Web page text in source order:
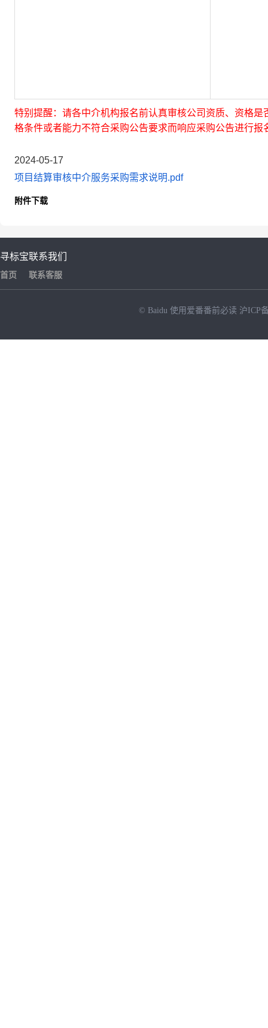
特别提醒：请各中介机构报名前认真审核公司资质、资格
格条件或者能力不符合采购公告要求而响应采购公告进行报
2024-05-17
项目结算审核中介服务采购需求说明.pdf
附件下载
寻标宝
首页
联系我们
联系客服
© Baidu 使用爱番番前必读 沪ICP